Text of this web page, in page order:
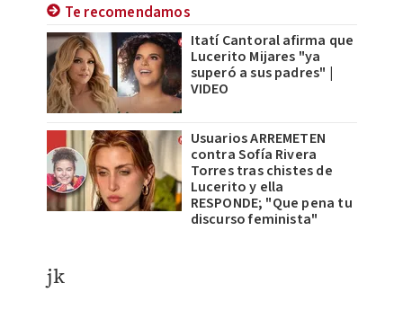
Te recomendamos
Itatí Cantoral afirma que
Lucerito Mijares "ya
superó a sus padres" |
VIDEO
Usuarios ARREMETEN
contra Sofía Rivera
Torres tras chistes de
Lucerito y ella
RESPONDE; "Que pena tu
discurso feminista"
jk